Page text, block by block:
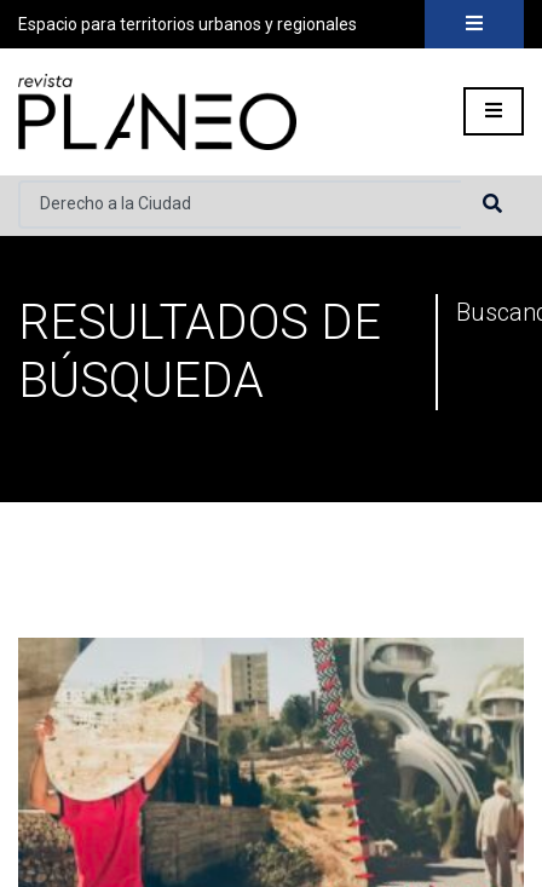
Espacio para territorios urbanos y regionales
Buscar...
Portada»Has buscado por Derecho a la Ciudad
RESULTADOS DE
BÚSQUEDA